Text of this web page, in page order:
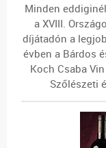
Minden
a XVIII.
díjátadón a
évben a Bárdos
Koch Csaba
Szőlészeti